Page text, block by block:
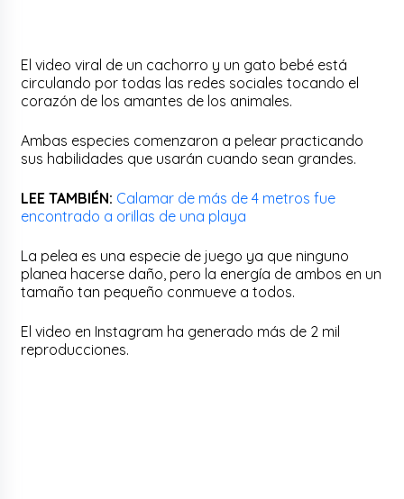
El video viral de un cachorro y un gato bebé está
circulando por todas las redes sociales tocando el
corazón de los amantes de los animales.
Ambas especies comenzaron a pelear practicando
sus habilidades que usarán cuando sean grandes.
LEE TAMBIÉN: Calamar de más de 4 metros fue
encontrado a orillas de una playa
La pelea es una especie de juego ya que ninguno
planea hacerse daño, pero la energía de ambos en un
tamaño tan pequeño conmueve a todos.
El video en Instagram ha generado más de 2 mil
reproducciones.